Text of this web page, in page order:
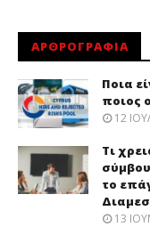
ΑΡΘΡΟΓΡΑΦΙΑ
Ποια
ποιος
12
Τι
το
13